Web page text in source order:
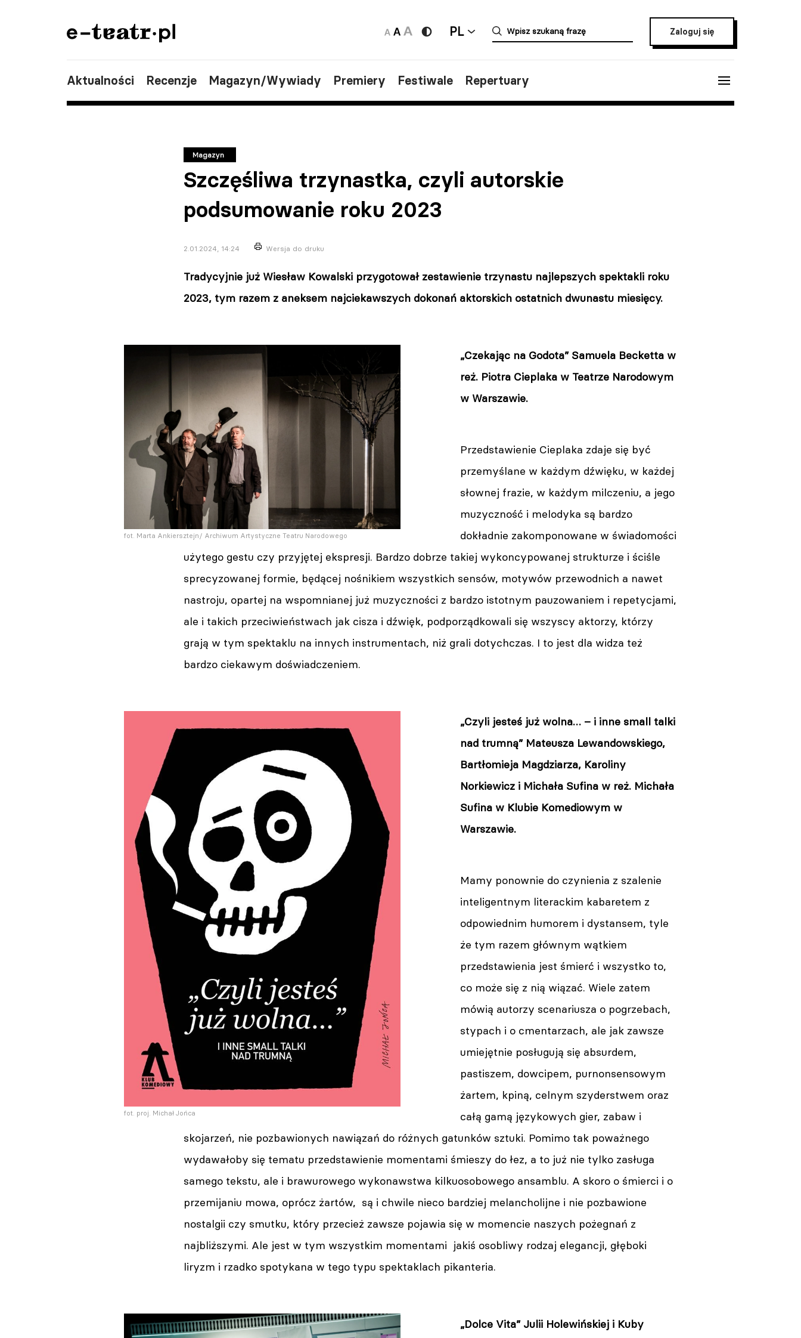
PL Zaloguj się
Aktualności Recenzje Magazyn/Wywiady Premiery Festiwale Repertuary
Magazyn
Szczęśliwa trzynastka, czyli autorskie
podsumowanie roku 2023
2.01.2024, 14:24 Wersja do druku
Tradycyjnie już Wiesław Kowalski przygotował zestawienie trzynastu najlepszych spektakli roku
2023, tym razem z aneksem najciekawszych dokonań aktorskich ostatnich dwunastu miesięcy.
fot. Marta Ankiersztejn/ Archiwum Artystyczne Teatru Narodowego
„Czekając na Godota” Samuela Becketta w
reż. Piotra Cieplaka w Teatrze Narodowym
w Warszawie.
Przedstawienie Cieplaka zdaje się być
przemyślane w każdym dźwięku, w każdej
słownej frazie, w każdym milczeniu, a jego
muzyczność i melodyka są bardzo
dokładnie zakomponowane w świadomości
użytego gestu czy przyjętej ekspresji. Bardzo dobrze takiej wykoncypowanej strukturze i ściśle
sprecyzowanej formie, będącej nośnikiem wszystkich sensów, motywów przewodnich a nawet
nastroju, opartej na wspomnianej już muzyczności z bardzo istotnym pauzowaniem i repetycjami,
ale i takich przeciwieństwach jak cisza i dźwięk, podporządkowali się wszyscy aktorzy, którzy
grają w tym spektaklu na innych instrumentach, niż grali dotychczas. I to jest dla widza też
bardzo ciekawym doświadczeniem.
fot. proj. Michał Jońca
„Czyli jesteś już wolna… – i inne small talki
nad trumną” Mateusza Lewandowskiego,
Bartłomieja Magdziarza, Karoliny
Norkiewicz i Michała Sufina w reż. Michała
Sufina w Klubie Komediowym w
Warszawie.
Mamy ponownie do czynienia z szalenie
inteligentnym literackim kabaretem z
odpowiednim humorem i dystansem, tyle
że tym razem głównym wątkiem
przedstawienia jest śmierć i wszystko to,
co może się z nią wiązać. Wiele zatem
mówią autorzy scenariusza o pogrzebach,
stypach i o cmentarzach, ale jak zawsze
umiejętnie posługują się absurdem,
pastiszem, dowcipem, purnonsensowym
żartem, kpiną, celnym szyderstwem oraz
całą gamą językowych gier, zabaw i
skojarzeń, nie pozbawionych nawiązań do różnych gatunków sztuki. Pomimo tak poważnego
wydawałoby się tematu przedstawienie momentami śmieszy do łez, a to już nie tylko zasługa
samego tekstu, ale i brawurowego wykonawstwa kilkuosobowego ansamblu. A skoro o śmierci i o
przemijaniu mowa, oprócz żartów, są i chwile nieco bardziej melancholijne i nie pozbawione
nostalgii czy smutku, który przecież zawsze pojawia się w momencie naszych pożegnań z
najbliższymi. Ale jest w tym wszystkim momentami jakiś osobliwy rodzaj elegancji, głęboki
liryzm i rzadko spotykana w tego typu spektaklach pikanteria.
„Dolce Vita” Julii Holewińskiej i Kuby